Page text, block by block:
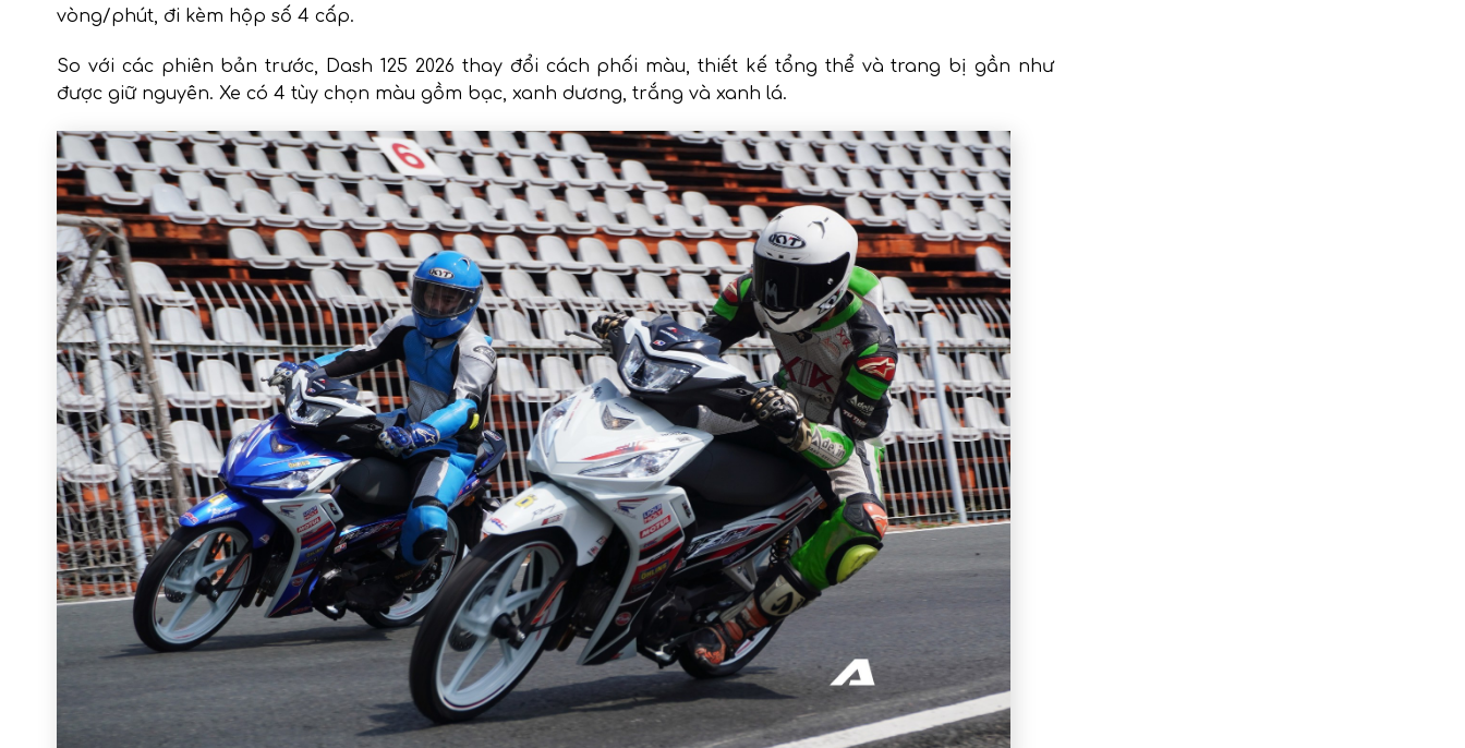
vòng/phút, đi kèm hộp số 4 cấp.
So với các phiên bản trước, Dash 125 2026 thay đổi cách phối màu, thiết kế tổng thể và trang bị gần như
được giữ nguyên. Xe có 4 tùy chọn màu gồm bạc, xanh dương, trắng và xanh lá.